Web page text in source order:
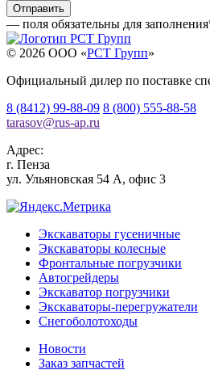
— поля обязательны для заполнения
© 2026 OOO «РСТ Групп»
Официальный дилер по поставке
8 (8412) 99-88-09 8 (800) 555-88-58
tarasov@rus-ap.ru
Адрес:
г. Пенза
ул. Ульяновская 54 А, офис 3
Экскаваторы гусеничные
Экскаваторы колесные
Фронтальные погрузчики
Автогрейдеры
Экскаватор погрузчики
Экскаваторы-перегружатели
Снегоболотоходы
Новости
Заказ запчастей